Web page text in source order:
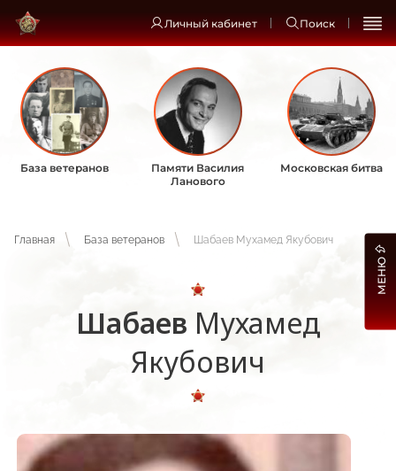
Личный кабинет Поиск
База ветеранов
Памяти Василия
Ланового
Московская битва
Главная База ветеранов Шабаев Мухамед Якубович
Шабаев Мухамед
Якубович
МЕНЮ